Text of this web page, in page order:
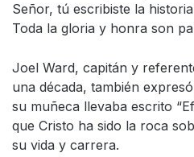
Señor, tú escribiste la
Toda la gloria y honra son
Joel Ward, capitán y
una década, también
su muñeca llevaba escrito
que Cristo ha sido la roca
su vida y carrera.